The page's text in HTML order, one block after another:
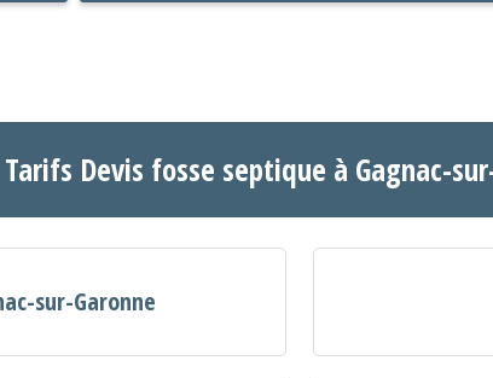
Tarifs Devis fosse septique à Gagnac-
sur-Garonne